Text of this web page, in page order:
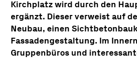
Kirchplatz wird durch den
ergänzt. Dieser verweist auf
Neubau, einen
Fassadengestaltung. Im
Gruppenbüros und